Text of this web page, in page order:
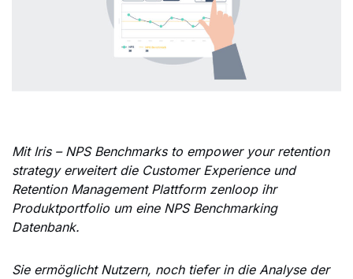
Mit Iris – NPS Benchmarks to empower your retention
strategy erweitert die Customer Experience und
Retention Management Plattform zenloop ihr
Produktportfolio um eine NPS Benchmarking
Datenbank.
Sie ermöglicht Nutzern, noch tiefer in die Analyse der